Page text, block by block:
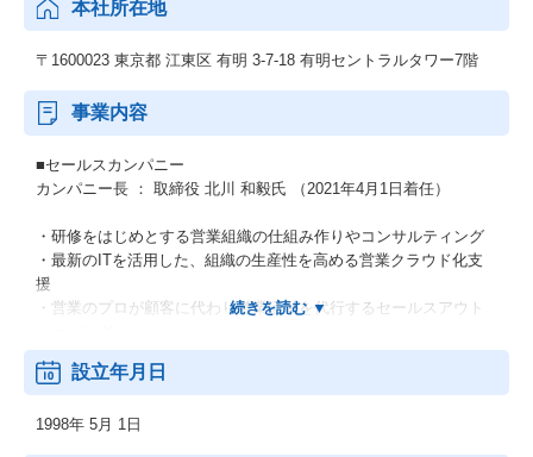
本社所在地
〒1600023 東京都 江東区 有明 3-7-18 有明セントラルタワー7階
事業内容
■セールスカンパニー
カンパニー長 ： 取締役 北川 和毅氏 （2021年4月1日着任）
・研修をはじめとする営業組織の仕組み作りやコンサルティング
・最新のITを活用した、組織の生産性を高める営業クラウド化支
援
・営業のプロが顧客に代わり営業活動を代行するセールスアウト
・webプロモーションを活用したインバウンドマーケティング
カンパニー長 ： 執行役員 唐沢 茂典氏 （2021年4月1日着任）
設立年月日
1998年 5月 1日